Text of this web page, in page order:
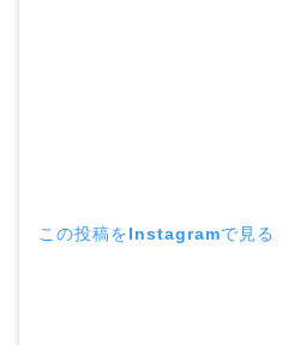
この投稿をInstagramで見る